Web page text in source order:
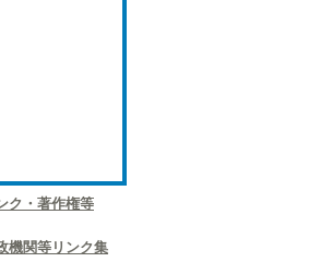
ク・著作権等
機関等リンク集